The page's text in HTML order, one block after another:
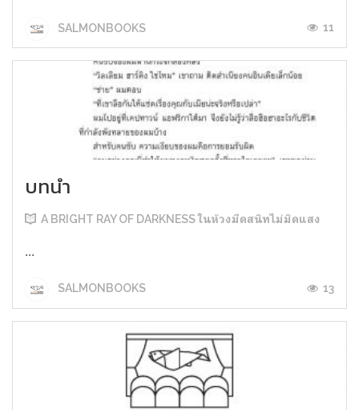
SALMONBOOKS 11
บทนำ
A BRIGHT RAY OF DARKNESS ในห้วงมืดสนิทไม่มิดแสง
...
SALMONBOOKS 13